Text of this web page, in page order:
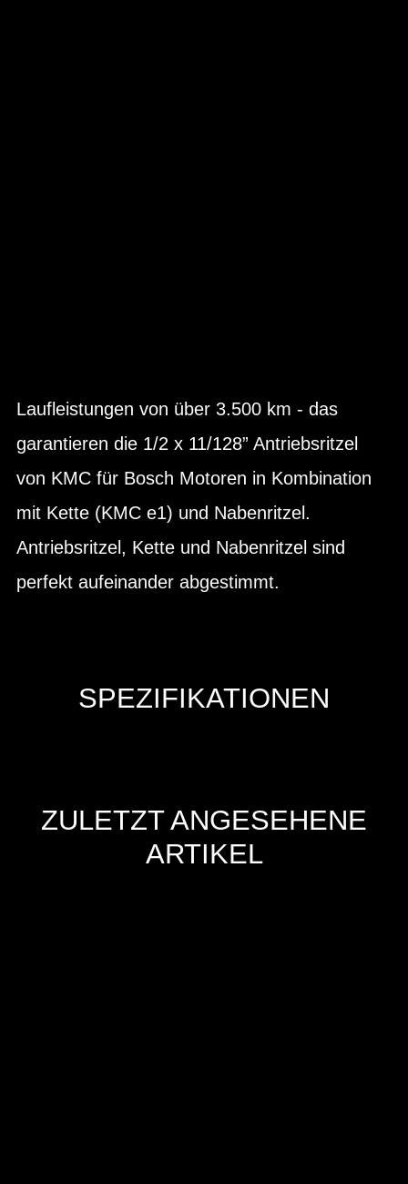
Laufleistungen von über 3.500 km - das
garantieren die 1/2 x 11/128” Antriebsritzel
von KMC für Bosch Motoren in Kombination
mit Kette (KMC e1) und Nabenritzel.
Antriebsritzel, Kette und Nabenritzel sind
perfekt aufeinander abgestimmt.
SPEZIFIKATIONEN
ZULETZT ANGESEHENE
ARTIKEL